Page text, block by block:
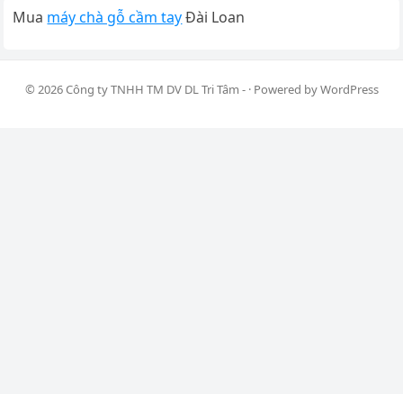
Mua máy chà gỗ cầm tayĐài Loan
© 2026Công ty TNHH TM DV DL Tri Tâm - · Powered byWordPress